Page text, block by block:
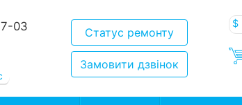
03 Статус ремонту
Замовити дзвінок